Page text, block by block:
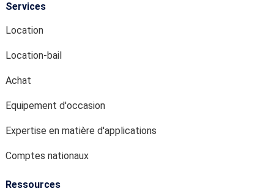
Services
Location
Location-bail
Achat
Equipement d'occasion
Expertise en matière d'applications
Comptes nationaux
Ressources